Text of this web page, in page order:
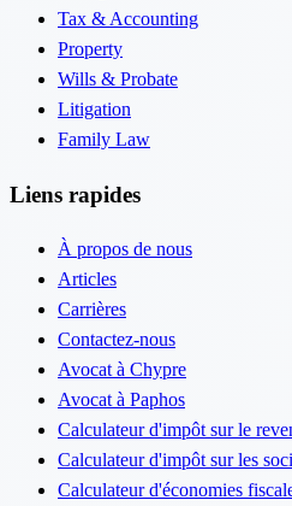
Tax & Accounting
Property
Wills & Probate
Litigation
Family Law
Liens rapides
À propos de nous
Articles
Carrières
Contactez-nous
Avocat à Chypre
Avocat à Paphos
Calculateur d'impôt sur le
Calculateur d'impôt sur les
Calculateur d'économies